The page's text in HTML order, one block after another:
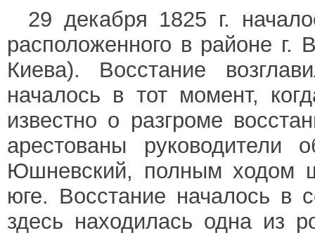
29 декабря 1825 г.
расположенного в районе г.
Киева). Восстание
началось в тот момент,
известно о разгроме
арестованы
Юшневский, полным ходом
юге. Восстание началось в
здесь находилась одна из